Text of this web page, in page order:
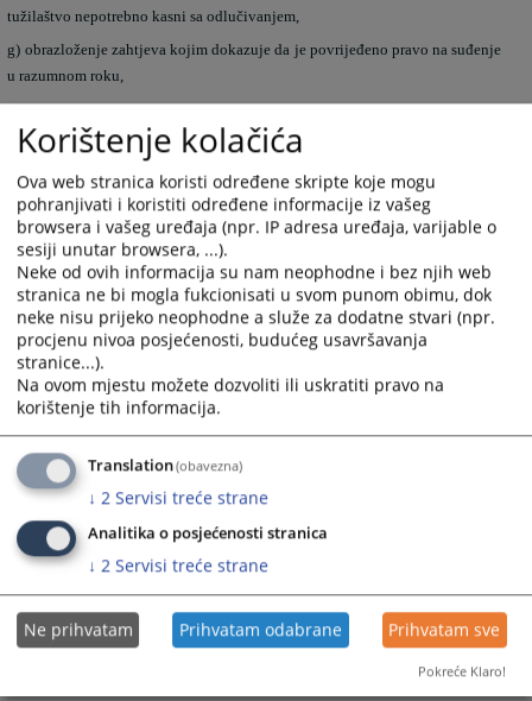
tužilaštvo nepotrebno kasni sa odlučivanjem,
g) obrazloženje zahtjeva kojim dokazuje da je povrijeđeno pravo na suđenje
u razumnom roku,
h) zahtjev za isplatu primjerene naknade,
i) svojeručni potpis stranke ili zastupnika ili punomoćnika stranke.
U odsustvu nekog od gore navedenih elementa zahtjev se odbacuje bez
ispitnog postupka. Napominje se da je na osnovu člana 22. navedenog
zakona određeno da stranka koja je podnijela apelaciju Ustavnom sudu
Bosne i Hercegovine prije stupanja na snagu ovog zakona (prije 12.12.2025.
godine), ne može podnijeti zahtjev za zaštitu prava na pravično suđenje u
razumnom roku po ovom zakonu.
Radi olakšavanja ostvarivanja prava pred Općinskim sudom u Gračanici
kreiran je obrazac zahtjeva za stranke koji se nalazi u priloženom
dokumentu.
Prateći dokumenti
Zahtjev pravično suđenje
Korištenje kolačića
Ova web stranica koristi određene skripte koje mogu
pohranjivati i koristiti određene informacije iz vašeg
browsera i vašeg uređaja (npr. IP adresa uređaja, varijable o
sesiji unutar browsera, ...).
Neke od ovih informacija su nam neophodne i bez njih web
stranica ne bi mogla fukcionisati u svom punom obimu, dok
neke nisu prijeko neophodne a služe za dodatne stvari (npr.
procjenu nivoa posjećenosti, budućeg usavršavanja
stranice...).
Na ovom mjestu možete dozvoliti ili uskratiti pravo na
korištenje tih informacija.
Translation(obavezna)
↓ 2 Servisi treće strane
Analitika o posjećenosti stranica
↓ 2 Servisi treće strane
Ne prihvatam Prihvatam odabrane Prihvatam sve
Pokreće Klaro!